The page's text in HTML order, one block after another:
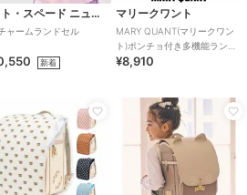
ケイト・スペード ニューヨーク キッズ
ャームランドセル
新着
マリークワント
MARY QUANT(マリークワン
ト)ポンチョ付き多機能ランド
セルカバー
¥8,910